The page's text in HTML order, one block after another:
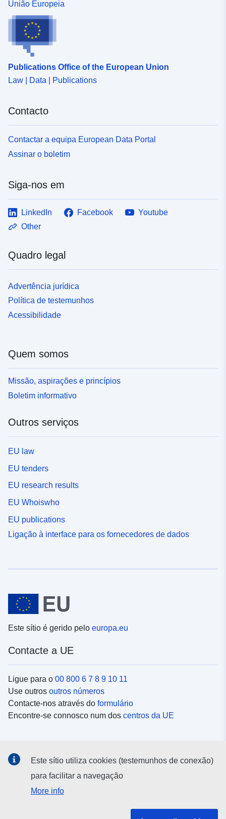
União Europeia
Publications Office of the European Union
Law | Data | Publications
Contacto
Contactar a equipa European Data Portal
Assinar o boletim
Siga-nos em
LinkedIn Facebook
Youtube
Other
Quadro legal
Advertência jurídica
Política de testemunhos
Acessibilidade
Quem somos
Missão, aspirações e princípios
Boletim informativo
Outros serviços
EU law
EU tenders
EU research results
EU Whoiswho
EU publications
Ligação à interface para os fornecedores de dados
Este sítio é gerido pelo europa.eu
Contacte a UE
Ligue para o 00 800 6 7 8 9 10 11
Use outros outros números
Contacte-nos através do formulário
Encontre-se connosco num dos centros da UE
Procure as contas da UE nasredes sociais
Instituições e organismos da UE
Este sítio utiliza cookies (testemunhos de conexão)
para facilitar a navegação
More info